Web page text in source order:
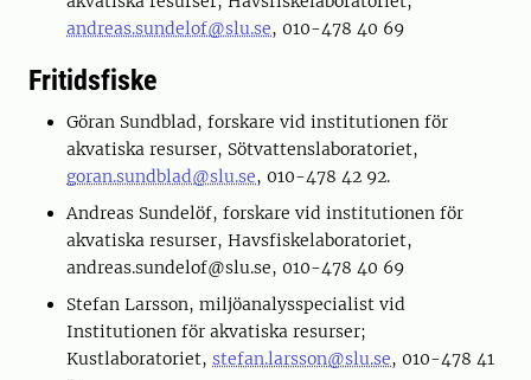
andreas.sundelof@slu.se, 010-478 40 69
Fritidsfiske
Göran Sundblad, forskare vid institutionen för
akvatiska resurser, Sötvattenslaboratoriet,
goran.sundblad@slu.se, 010-478 42 92.
Andreas Sundelöf, forskare vid institutionen för
akvatiska resurser, Havsfiskelaboratoriet,
andreas.sundelof@slu.se, 010-478 40 69
Stefan Larsson, miljöanalysspecialist vid
Institutionen för akvatiska resurser;
Kustlaboratoriet, stefan.larsson@slu.se, 010-478 41